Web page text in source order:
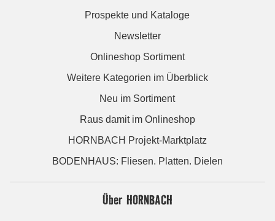
Prospekte und Kataloge
Newsletter
Onlineshop Sortiment
Weitere Kategorien im Überblick
Neu im Sortiment
Raus damit im Onlineshop
HORNBACH Projekt-Marktplatz
BODENHAUS: Fliesen. Platten. Dielen
Über HORNBACH